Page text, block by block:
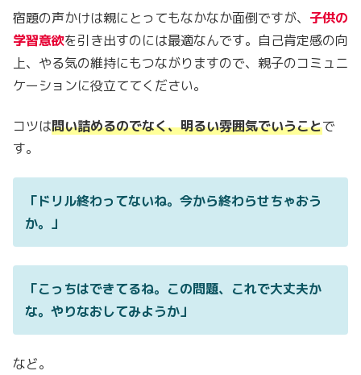
宿題の声かけは親にとってもなかなか面倒ですが、 子供の
学習意欲を引き出すのには最適なんです。自己肯定感の向
上、やる気の維持にもつながりますので、親子のコミュニ
ケーションに役立ててください。
コツは問い詰めるのでなく、明るい雰囲気でいうことで
す。
「ドリル終わってないね。今から終わらせちゃおう
か。」
「こっちはできてるね。この問題、これで大丈夫か
な。やりなおしてみようか」
など。